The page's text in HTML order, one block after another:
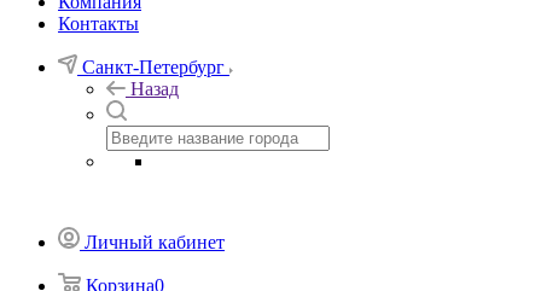
Контакты
Санкт-Петербург
Назад
Личный кабинет
Корзина0